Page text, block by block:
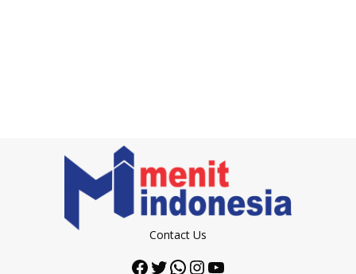
Contact Us
Facebook
Twitter
WhatsApp
Instagram
YouTube